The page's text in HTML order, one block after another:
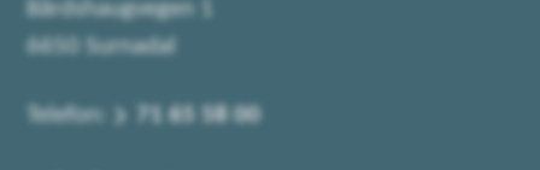
Bårdshaugvegen 1
6650 Surnadal
Telefon: 71 65 58 00